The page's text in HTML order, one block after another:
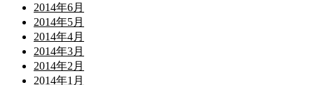
2014年6月
2014年5月
2014年4月
2014年3月
2014年2月
2014年1月